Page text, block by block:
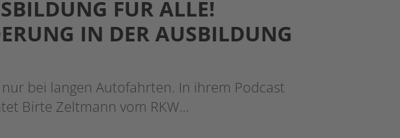
FÜR ALLE!
IN DER AUSBILDUNG
bei langen Autofahrten. In ihrem Podcast
Birte Zeltmann vom RKW…